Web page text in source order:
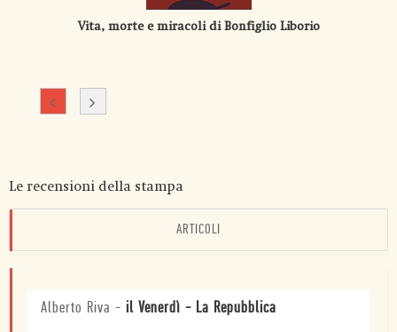
Vita, morte e miracoli di Bonfiglio Liborio
Le recensioni della stampa
ARTICOLI
Alberto Riva - il Venerdì - La Repubblica